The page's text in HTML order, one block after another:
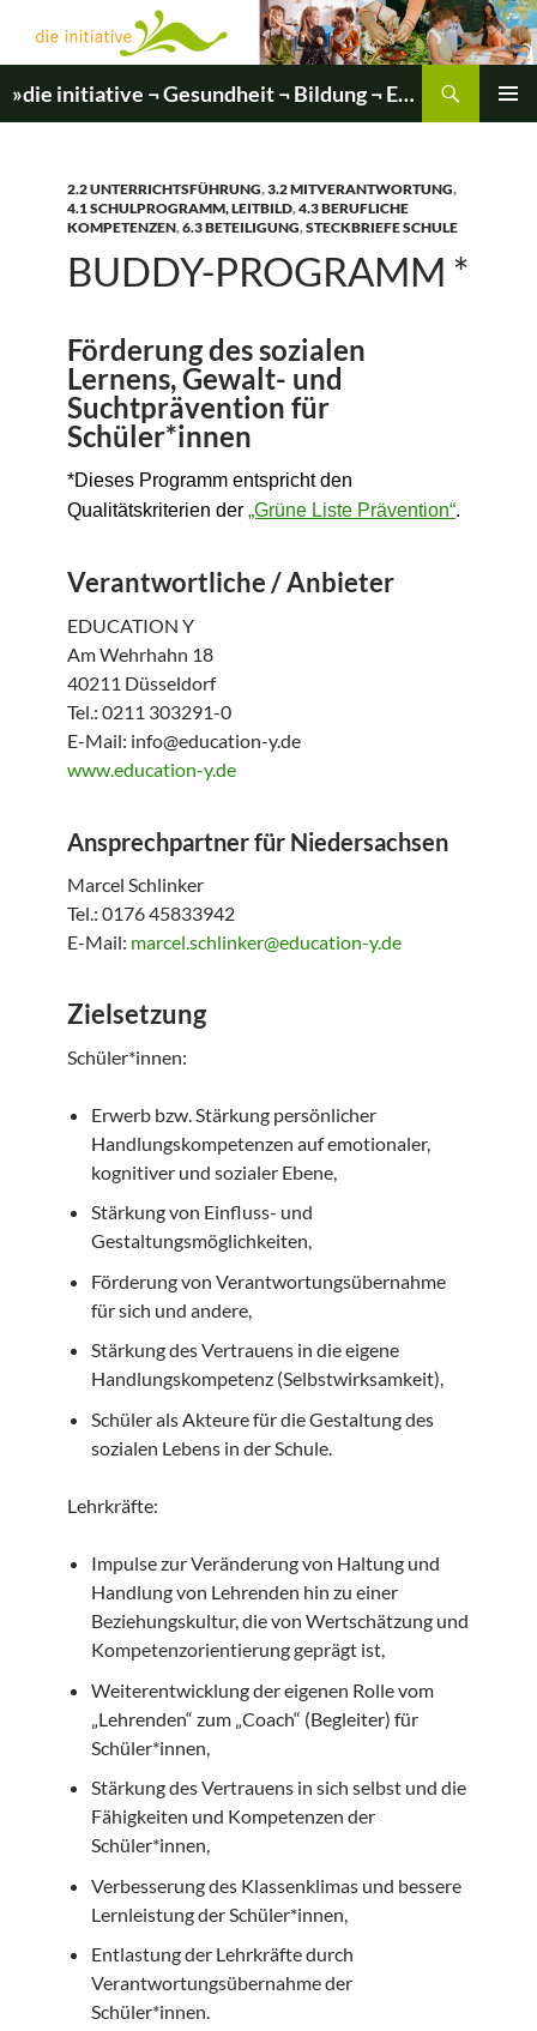
Inhalt
springen
»die initiative ¬ Gesundheit ¬ Bildung ¬ Entwicklung«
2.2 UNTERRICHTSFÜHRUNG,3.2 MITVERANTWORTUNG,
4.1 SCHULPROGRAMM, LEITBILD,4.3 BERUFLICHE
KOMPETENZEN,6.3 BETEILIGUNG,STECKBRIEFE SCHULE
BUDDY-PROGRAMM *
Förderung des sozialen
Lernens, Gewalt- und
Suchtprävention für
Schüler*innen
*Dieses Programm entspricht den
Qualitätskriterien der „Grüne Liste Prävention“.
Verantwortliche / Anbieter
EDUCATION Y
Am Wehrhahn 18
40211 Düsseldorf
Tel.: 0211 303291-0
E-Mail: info@education-y.de
www.education-y.de
Ansprechpartner für Niedersachsen
Marcel Schlinker
Tel.: 0176 45833942
E-Mail: marcel.schlinker@education-y.de
Zielsetzung
Schüler*innen:
Erwerb bzw. Stärkung persönlicher
Handlungskompetenzen auf emotionaler,
kognitiver und sozialer Ebene,
Stärkung von Einfluss- und
Gestaltungsmöglichkeiten,
Förderung von Verantwortungsübernahme
für sich und andere,
Stärkung des Vertrauens in die eigene
Handlungskompetenz (Selbstwirksamkeit),
Schüler als Akteure für die Gestaltung des
sozialen Lebens in der Schule.
Lehrkräfte:
Impulse zur Veränderung von Haltung und
Handlung von Lehrenden hin zu einer
Beziehungskultur, die von Wertschätzung und
Kompetenzorientierung geprägt ist,
Weiterentwicklung der eigenen Rolle vom
„Lehrenden“ zum „Coach“ (Begleiter) für
Schüler*innen,
Stärkung des Vertrauens in sich selbst und die
Fähigkeiten und Kompetenzen der
Schüler*innen,
Verbesserung des Klassenklimas und bessere
Lernleistung der Schüler*innen,
Entlastung der Lehrkräfte durch
Verantwortungsübernahme der
Schüler*innen.